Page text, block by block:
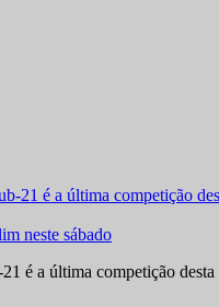
neste sábado
é a última competição